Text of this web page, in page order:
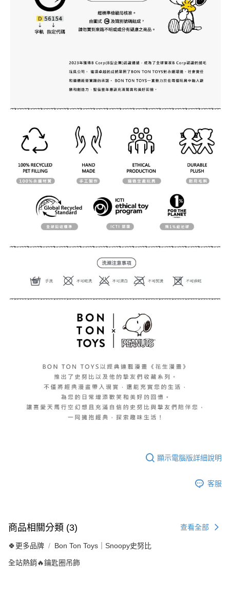
顯示電腦版詳細說明
客服
商品相關分類 (3) 查看全部
🍀更多品牌 Bon Ton Toys｜Snoopy史努比
全站熱銷🔥鑰匙圈吊飾